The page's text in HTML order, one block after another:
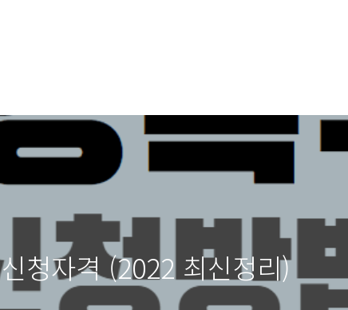
청자격 (2022 최신정리)